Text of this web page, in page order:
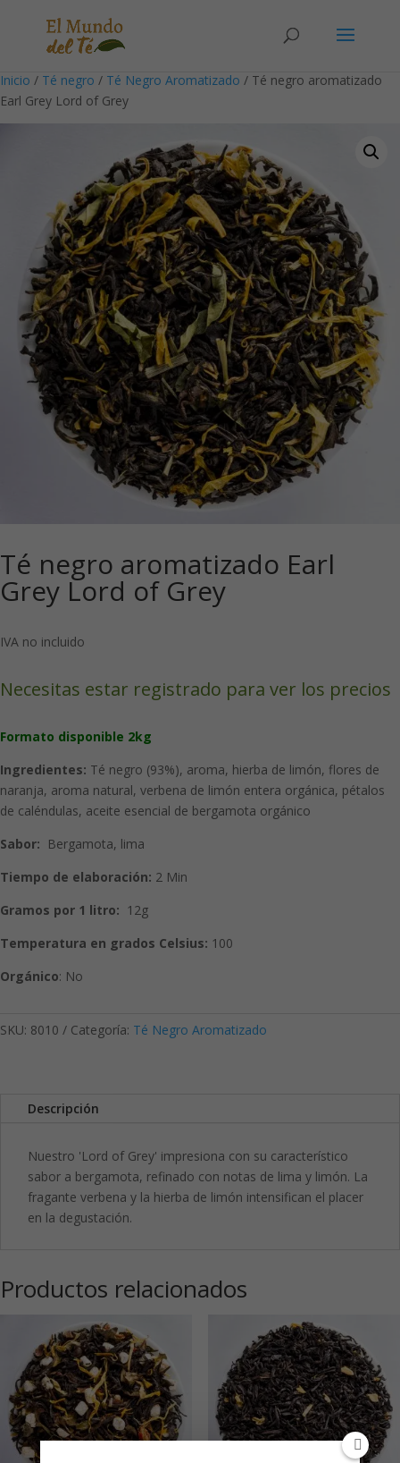
Inicio / Té negro / Té Negro Aromatizado / Té negro aromatizado
Earl Grey Lord of Grey
Té negro aromatizado Earl
Grey Lord of Grey
IVA no incluido
Necesitas estar registrado para ver los precios
Formato disponible 2kg
Ingredientes: Té negro (93%), aroma, hierba de limón, flores de
naranja, aroma natural, verbena de limón entera orgánica, pétalos
de caléndulas, aceite esencial de bergamota orgánico
Sabor: Bergamota, lima
Tiempo de elaboración: 2 Min
Gramos por 1 litro: 12g
Temperatura en grados Celsius: 100
Orgánico: No
SKU: 8010 Categoría: Té Negro Aromatizado
Descripción
Nuestro 'Lord of Grey' impresiona con su característico
sabor a bergamota, refinado con notas de lima y limón. La
fragante verbena y la hierba de limón intensifican el placer
en la degustación.
Productos relacionados